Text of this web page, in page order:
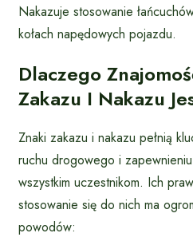
Nakazuje stosowanie
kołach napędowych pojazdu.
Dlaczego
Zakazu I Nakazu
Znaki zakazu i nakazu pełnią
ruchu drogowego i
wszystkim uczestnikom. Ich
stosowanie się do nich ma
powodów: